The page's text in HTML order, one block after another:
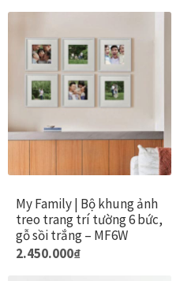
Thịnh Vượng Collection
Tranh ánh kim Collection
Tranh điêu khắc gỗ Collection
Tranh sơn mài Thư Pháp
Trống Đồng Collection
Viên Dung Collection
My Family | Bộ khung ảnh
treo trang trí tường 6 bức,
gỗ sồi trắng – MF6W
2.450.000₫